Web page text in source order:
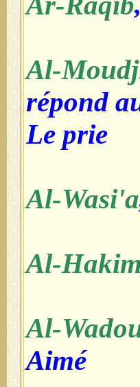
Al-
répond
Le prie
Al-Wasi'a
Al-
Al-
Aimé